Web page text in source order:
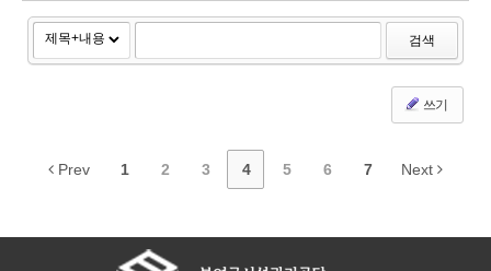
검색
쓰기
Prev 1 2 3 4 5 6 7 Next